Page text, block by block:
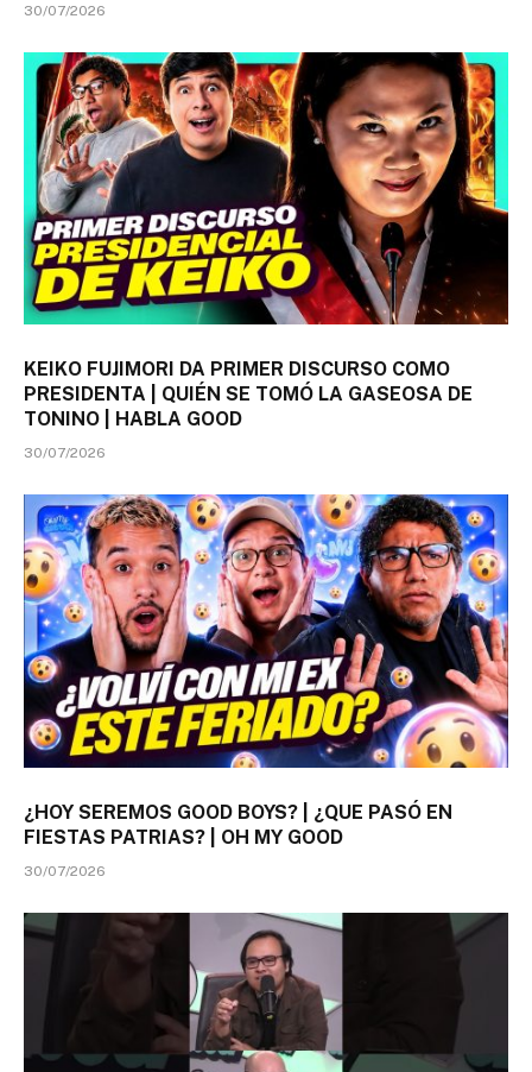
30/07/2026
KEIKO FUJIMORI DA PRIMER DISCURSO COMO
PRESIDENTA | QUIÉN SE TOMÓ LA GASEOSA DE
TONINO | HABLA GOOD
30/07/2026
¿HOY SEREMOS GOOD BOYS? | ¿QUE PASÓ EN
FIESTAS PATRIAS? | OH MY GOOD
30/07/2026